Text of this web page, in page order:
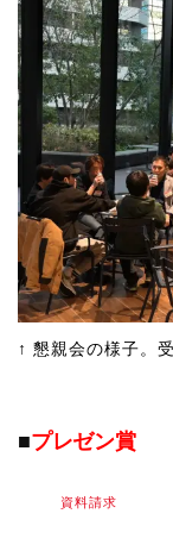
資料請求
↑ 懇親会の様子。
■プレゼン賞
Vアカ・オーディ